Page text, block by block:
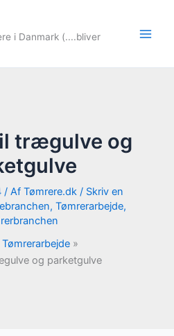
i Danmark (....bliver
trægulve og
/ Af Tømrere.dk / Skriv en
, Tømrerarbejde,
Tømrerarbejde
og parketgulve